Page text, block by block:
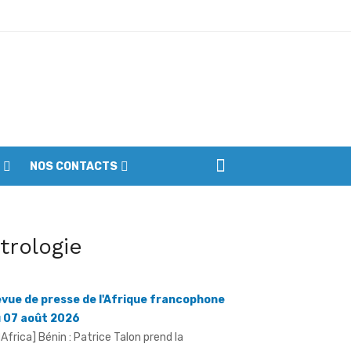
du parc
NOS CONTACTS
07 août 2026
Bénin : Patrice Talon prend la
du premier Sénat de l'ère bicamérale